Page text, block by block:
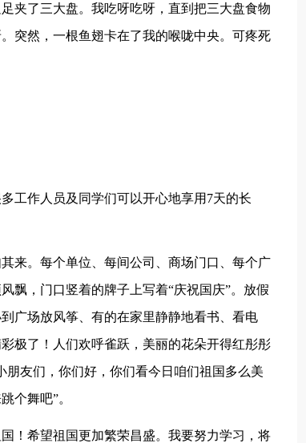
夹了三大盘。我吃呀吃呀，直到把三大盘食物
突然，一根鱼翅卡在了我的喉咙中央。可疼死
工作人员及同学们可以开心地享用7天的长
来。每个单位、每间公司、商场门口、每个广
飘，门口竖着的牌子上写着“庆祝国庆”。放假
广场放风筝、有的在家里静静地看书、看电
极了！人们欢呼雀跃，美丽的花朵开得红彤彤
友们，你们好，你们看今日咱们祖国多么美
个舞吧”。
！希望祖国更加繁荣昌盛。我要努力学习，将